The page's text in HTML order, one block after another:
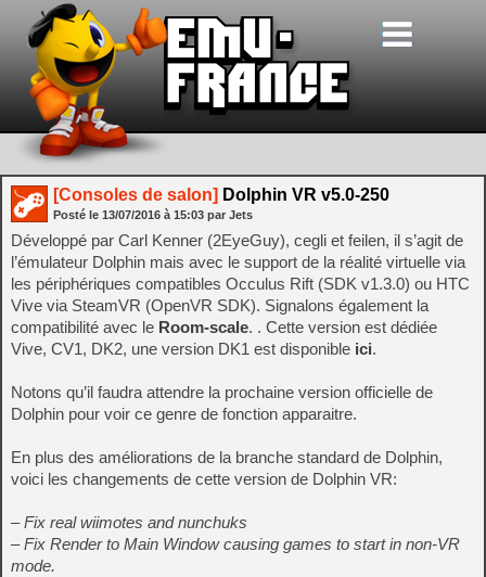
[Consoles de salon] Dolphin VR v5.0-250
Posté le 13/07/2016 à 15:03 par Jets
Développé par Carl Kenner (2EyeGuy), cegli et feilen, il s’agit de
l’émulateur Dolphin mais avec le support de la réalité virtuelle via
les périphériques compatibles Occulus Rift (SDK v1.3.0) ou HTC
Vive via SteamVR (OpenVR SDK). Signalons également la
compatibilité avec le Room-scale. . Cette version est dédiée
Vive, CV1, DK2, une version DK1 est disponible ici.
Notons qu’il faudra attendre la prochaine version officielle de
Dolphin pour voir ce genre de fonction apparaitre.
En plus des améliorations de la branche standard de Dolphin,
voici les changements de cette version de Dolphin VR:
– Fix real wiimotes and nunchuks
– Fix Render to Main Window causing games to start in non-VR
mode.